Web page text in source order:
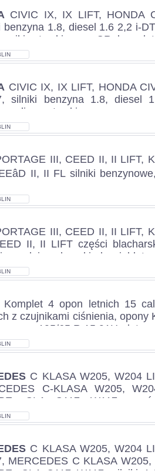
CIVIC IX, IX LIFT, HONDA
benzyna 1.8, diesel 1.6 2,2 i-
wtryskiwacze CR,
CIVIC IX, IX LIFT, HONDA
silniki benzyna 1.8, diesel
paliwa, wtryskiwacze zawory
III, CEED II, II LIFT,
II, II FL silniki
III, CEED II, II LIFT,
II, II LIFT części
przednie, zderzaki, drzwi, błot...
Komplet 4 opon letnich 15
z czujnikami ciśnienia, opony
195/65 R 15 91H, data
C KLASA W205, W204
C-KLASA W205,
CLA C117 W117,
zd...
C KLASA W205, W204
MERCEDES C KLASA